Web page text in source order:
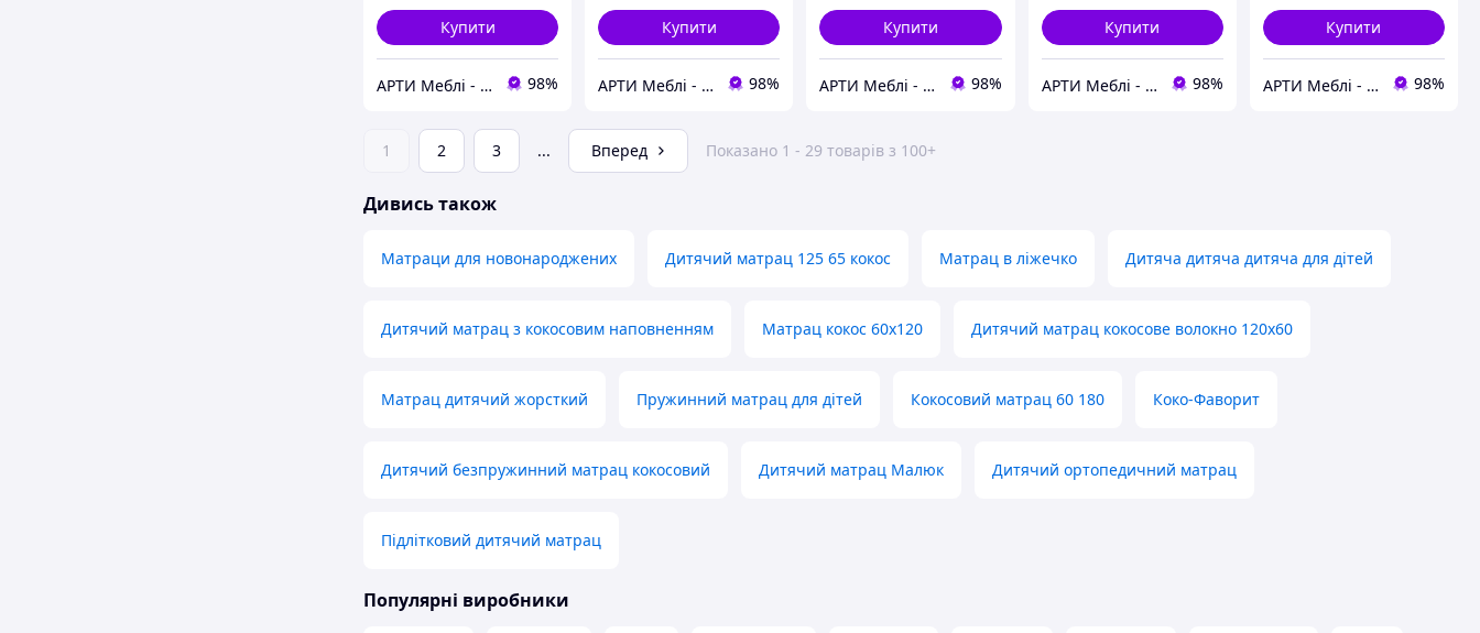
Купити
АРТИ Меблі - artimebel.com.ua 98%
Купити
АРТИ Меблі - artimebel.com.ua 98%
Купити
АРТИ Меблі - artimebel.com.ua 98%
Купити
АРТИ Меблі - artimebel.com.ua 98%
Купити
АРТИ Меблі - artimebel.com.ua 98%
1 2 3 ... Вперед Показано 1 - 29 товарів з 100+
Дивись також
Матраци для новонароджених Дитячий матрац 125 65 кокос Матрац в ліжечко Дитяча дитяча дитяча для дітей
Дитячий матрац з кокосовим наповненням Матрац кокос 60х120 Дитячий матрац кокосове волокно 120х60
Матрац дитячий жорсткий Пружинний матрац для дітей Кокосовий матрац 60 180 Коко-Фаворит
Дитячий безпружинний матрац кокосовий Дитячий матрац Малюк Дитячий ортопедичний матрац
Підлітковий дитячий матрац
Популярні виробники